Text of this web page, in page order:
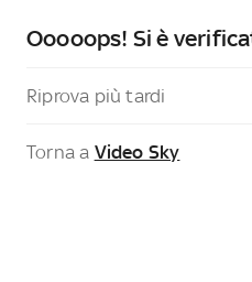
Ooooops! Si è
Riprova più tardi
Torna a Video Sky